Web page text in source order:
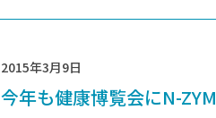
2015年3月9日
今年も健康博覧会にN-